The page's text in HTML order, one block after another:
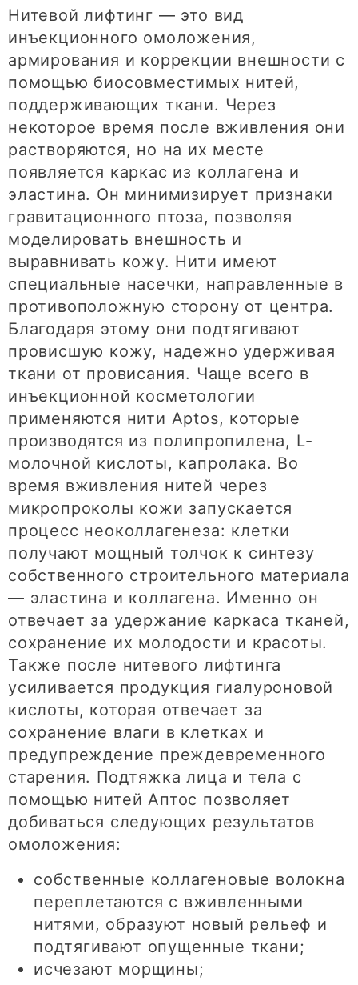
Нитевой лифтинг — это вид
инъекционного омоложения,
армирования и коррекции внешности с
помощью биосовместимых нитей,
поддерживающих ткани. Через
некоторое время после вживления они
растворяются, но на их месте
появляется каркас из коллагена и
эластина. Он минимизирует признаки
гравитационного птоза, позволяя
моделировать внешность и
выравнивать кожу. Нити имеют
специальные насечки, направленные в
противоположную сторону от центра.
Благодаря этому они подтягивают
провисшую кожу, надежно удерживая
ткани от провисания. Чаще всего в
инъекционной косметологии
применяются нити Aptos, которые
производятся из полипропилена, L-
молочной кислоты, капролака. Во
время вживления нитей через
микропроколы кожи запускается
процесс неоколлагенеза: клетки
получают мощный толчок к синтезу
собственного строительного материала
— эластина и коллагена. Именно он
отвечает за удержание каркаса тканей,
сохранение их молодости и красоты.
Также после нитевого лифтинга
усиливается продукция гиалуроновой
кислоты, которая отвечает за
сохранение влаги в клетках и
предупреждение преждевременного
старения. Подтяжка лица и тела с
помощью нитей Аптос позволяет
добиваться следующих результатов
омоложения:
собственные коллагеновые волокна
переплетаются с вживленными
нитями, образуют новый рельеф и
подтягивают опущенные ткани;
исчезают морщины;